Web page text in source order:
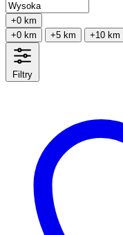
+0 km
+0 km
+5 km +10 km
Filtry